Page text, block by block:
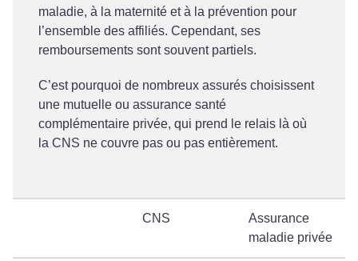
maladie, à la maternité et à la prévention pour
l’ensemble des affiliés. Cependant, ses
remboursements sont souvent partiels.
C’est pourquoi de nombreux assurés choisissent
une mutuelle ou assurance santé
complémentaire privée, qui prend le relais là où
la CNS ne couvre pas ou pas entièrement.
CNS
Assurance
maladie privée